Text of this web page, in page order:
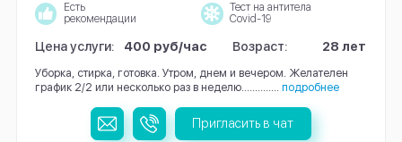
Есть
рекомендации
Тест на антитела
Covid-19
Цена услуги: 400 руб/час Возраст: 28 лет
Уборка, стирка, готовка. Утром, днем и вечером. Желателен
график 2/2 или несколько раз в неделю…………..
подробнее
Пригласить в чат